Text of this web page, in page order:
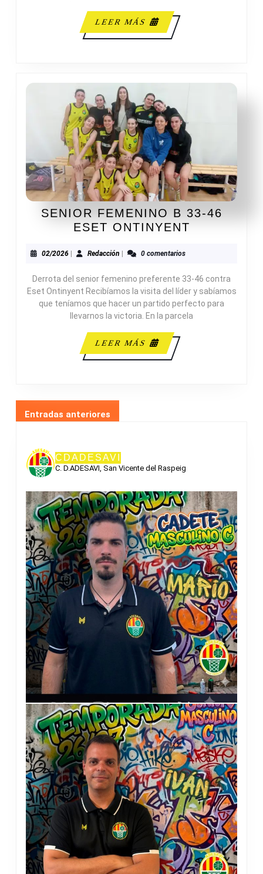
LEER MÁS
LEER
MÁS
SENIOR FEMENINO B 33-46
ESET ONTINYENT
46
ESET
02/202602/2026
| RedacciónRedacción
| 0 comentarios
Derrota del senior femenino preferente 33-46 contra
Eset Ontinyent Recibíamos la visita del líder y sabíamos
que teníamos que hacer un partido perfecto para
llevarnos la victoria. En la parcela
LEER MÁS
LEER
MÁS
NAVEGACIÓN
ENTRADAS
Entradas anteriores
CDADESAVI
C. D.ADESAVI, San Vicente del Raspeig